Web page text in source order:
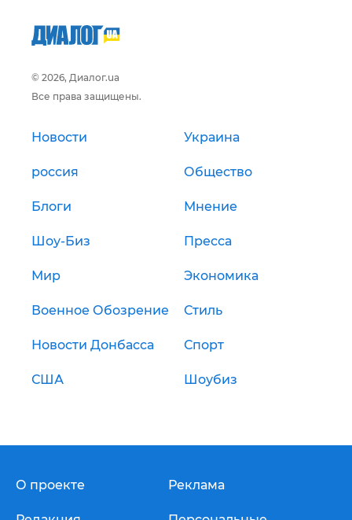
© 2026, Диалог.ua
Все права защищены.
Новости Украина
россия Общество
Блоги Мнение
Шоу-Биз Пресса
Мир Экономика
Военное Обозрение Стиль
Новости Донбасса Спорт
США Шоубиз
О проекте Реклама